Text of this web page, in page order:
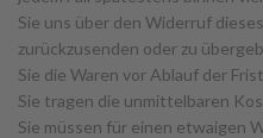
Sie uns über den Widerruf
zurückzusenden oder zu
Sie die Waren vor Ablauf der
Sie tragen die unmittelbaren
Sie müssen für einen etwaigen